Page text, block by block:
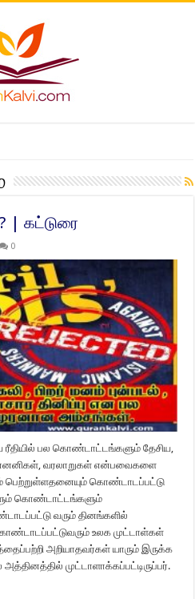
| கட்டுரை
0
ரீதியில் பல கொண்டாட்டங்களும் தேசிய,
வரலாறுகள் என்பவைகளை
கொண்டாடப்பட்டு
கொண்டாட்டங்களும்
வரும் தினங்களில்
உலக முட்டாள்கள்
அறியாதவர்கள் யாரும் இருக்க
முட்டாளாக்கப்பட்டிருப்பர்.